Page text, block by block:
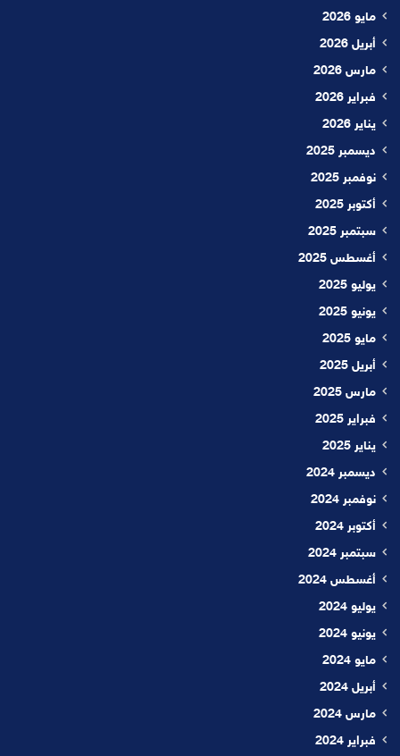
مايو 2026
أبريل 2026
مارس 2026
فبراير 2026
يناير 2026
ديسمبر 2025
نوفمبر 2025
أكتوبر 2025
سبتمبر 2025
أغسطس 2025
يوليو 2025
يونيو 2025
مايو 2025
أبريل 2025
مارس 2025
فبراير 2025
يناير 2025
ديسمبر 2024
نوفمبر 2024
أكتوبر 2024
سبتمبر 2024
أغسطس 2024
يوليو 2024
يونيو 2024
مايو 2024
أبريل 2024
مارس 2024
فبراير 2024